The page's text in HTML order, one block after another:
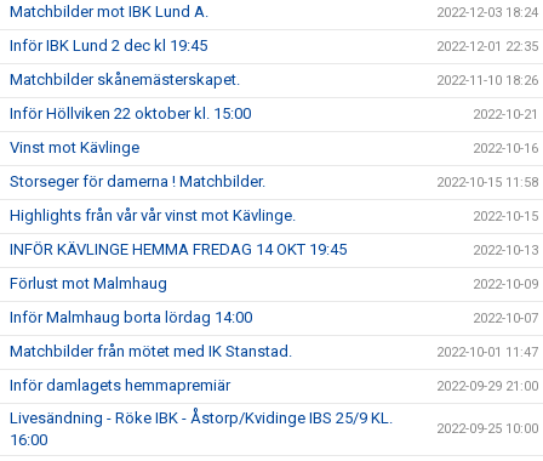
Matchbilder mot IBK Lund A. 2022-12-03 18:24
Inför IBK Lund 2 dec kl 19:45 2022-12-01 22:35
Matchbilder skånemästerskapet. 2022-11-10 18:26
Inför Höllviken 22 oktober kl. 15:00 2022-10-21
Vinst mot Kävlinge 2022-10-16
Storseger för damerna ! Matchbilder. 2022-10-15 11:58
Highlights från vår vår vinst mot Kävlinge. 2022-10-15
INFÖR KÄVLINGE HEMMA FREDAG 14 OKT 19:45 2022-10-13
Förlust mot Malmhaug 2022-10-09
Inför Malmhaug borta lördag 14:00 2022-10-07
Matchbilder från mötet med IK Stanstad. 2022-10-01 11:47
Inför damlagets hemmapremiär 2022-09-29 21:00
Livesändning - Röke IBK - Åstorp/Kvidinge IBS 25/9 KL.
16:00
2022-09-25 10:00